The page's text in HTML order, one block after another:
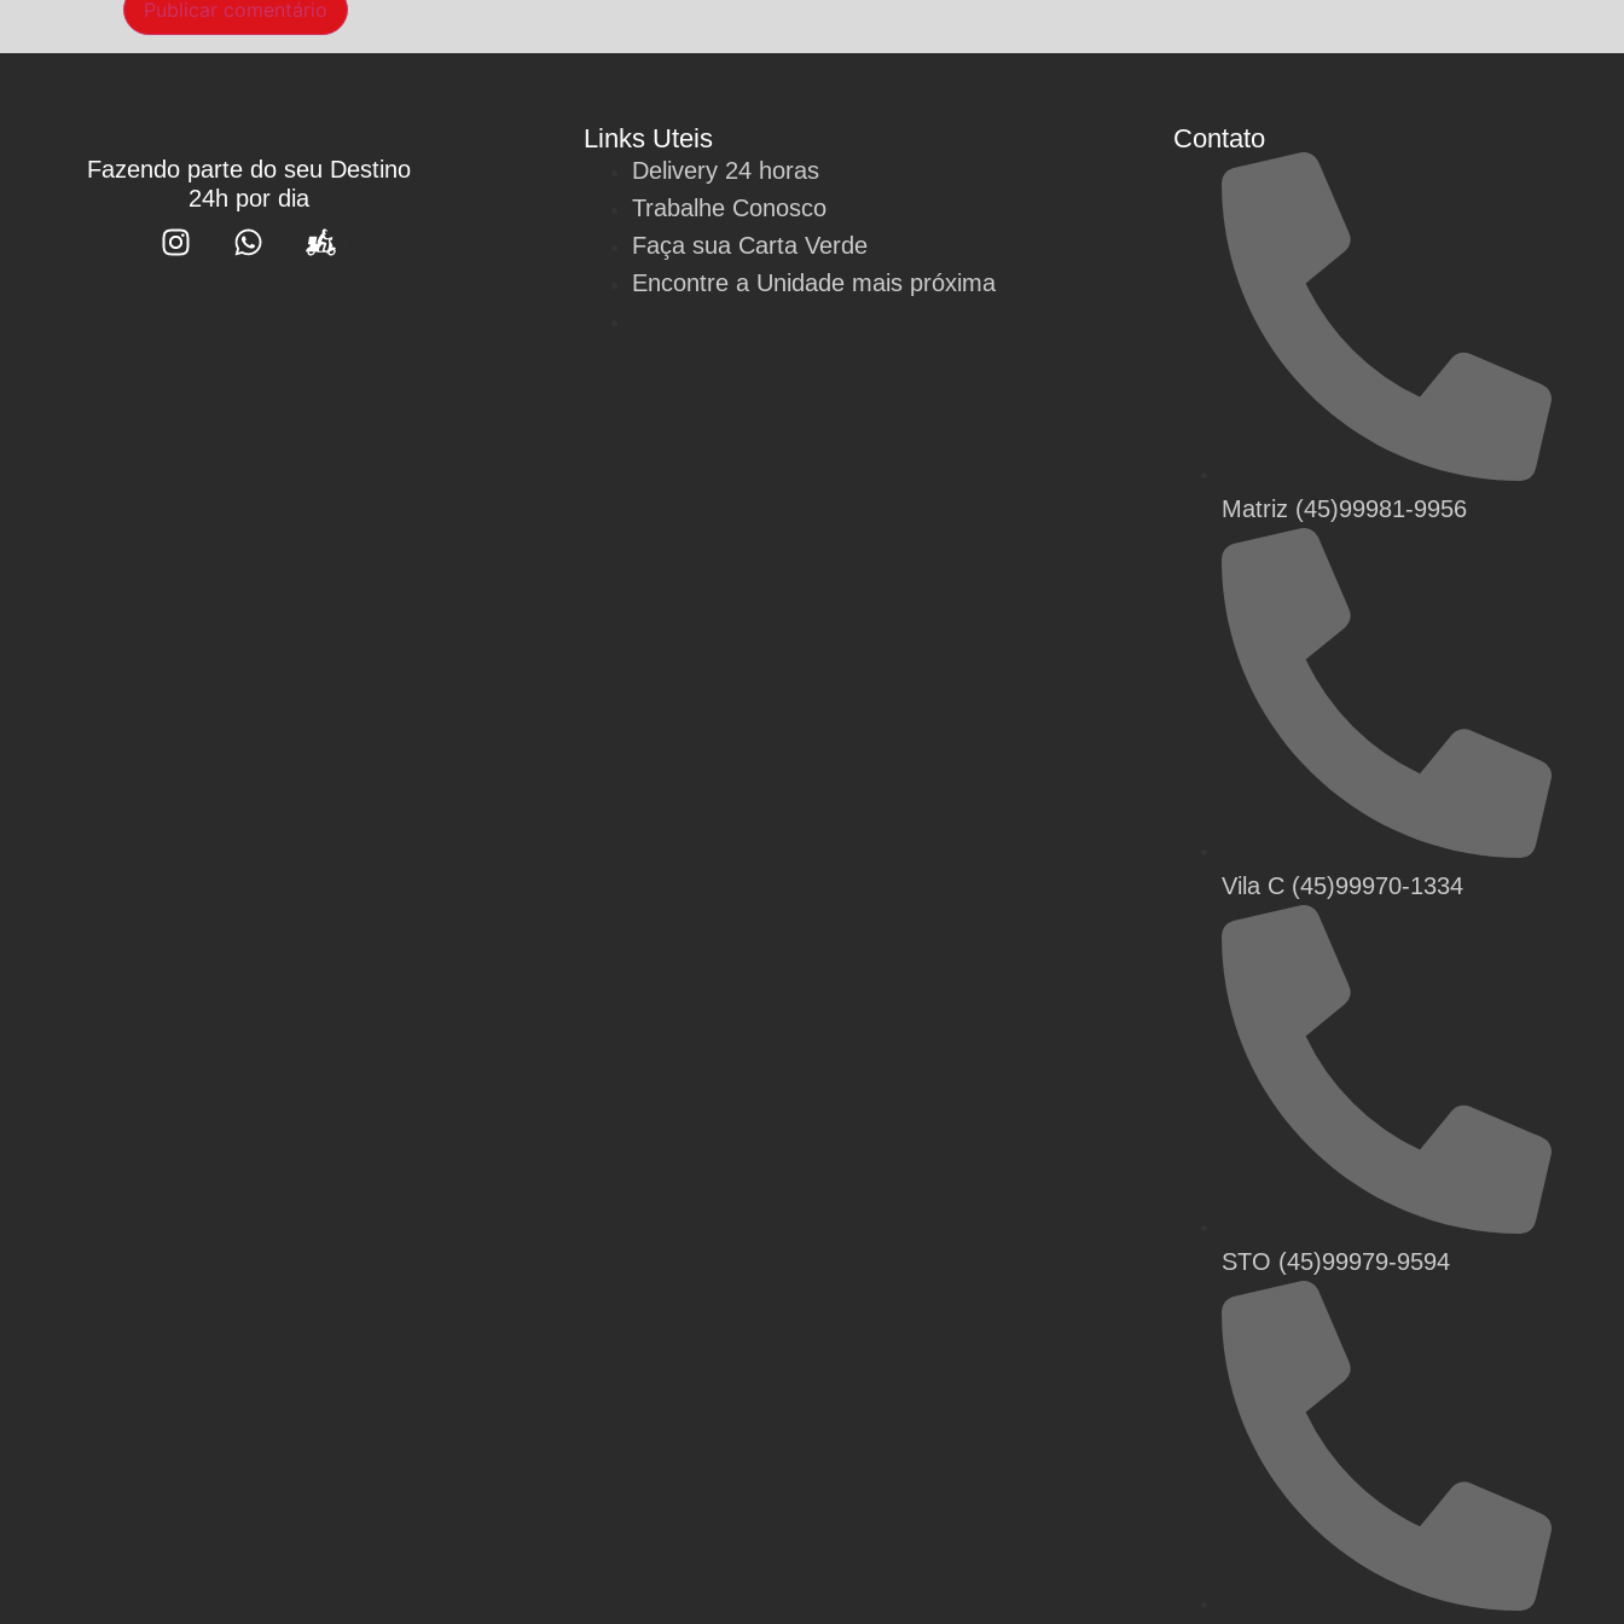
Fazendo parte do seu Destino
24h por dia
Links Uteis
Delivery 24 horas
Trabalhe Conosco
Faça sua Carta Verde
Encontre a Unidade mais próxima
Contato
Matriz (45)99981-9956
Vila C (45)99970-1334
STO (45)99979-9594